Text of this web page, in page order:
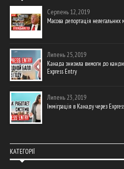
Серпень 12, 2019
Масова депортація нелегальних
Липень 25, 2019
Канада знизила вимоги до
Express Entry
Липень 23, 2019
Імміграція в Канаду через
КАТЕГОРІЇ